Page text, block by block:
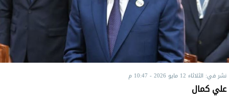
نشر في: الثلاثاء 12 مايو 2026 - 10:47 م
علي كمال